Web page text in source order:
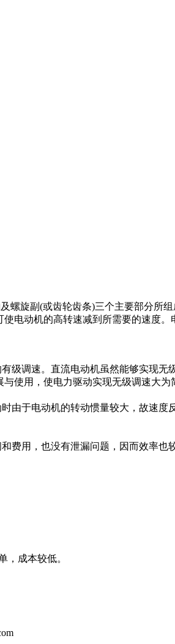
螺旋副 (或齿轮齿条)三个主要部分所组
电动机的高转速减到所需要的速度
级调速。直流电动机虽然能够实现无
与使用，使电力驱动实现无级调速大
由于电动机的转动惯量较大，故速度
用，也没有泄漏问题，因而效率也
，成本较低。